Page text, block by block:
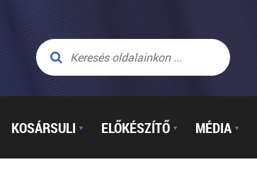
KOSÁRSULI ▼ ELŐKÉSZÍTŐ ▼ MÉDIA ▼